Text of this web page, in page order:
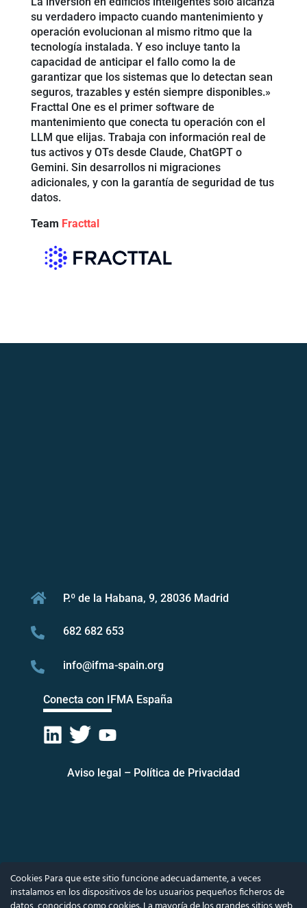
su verdadero impacto cuando mantenimiento y
operación evolucionan al mismo ritmo que la
tecnología instalada. Y eso incluye tanto la
capacidad de anticipar el fallo como la de
garantizar que los sistemas que lo detectan sean
seguros, trazables y estén siempre disponibles.»
Fracttal One es el primer software de
mantenimiento que conecta tu operación con el
LLM que elijas. Trabaja con información real de
tus activos y OTs desde Claude, ChatGPT o
Gemini. Sin desarrollos ni migraciones
adicionales, y con la garantía de seguridad de tus
datos.
Team Fracttal
 P.º de la Habana, 9, 28036 Madrid
 682 682 653
 info@ifma-spain.org
Conecta con IFMA España
Aviso legal – Política de Privacidad
Cookies Para que este sitio funcione adecuadamente, a veces
instalamos en los dispositivos de los usuarios pequeños ficheros de